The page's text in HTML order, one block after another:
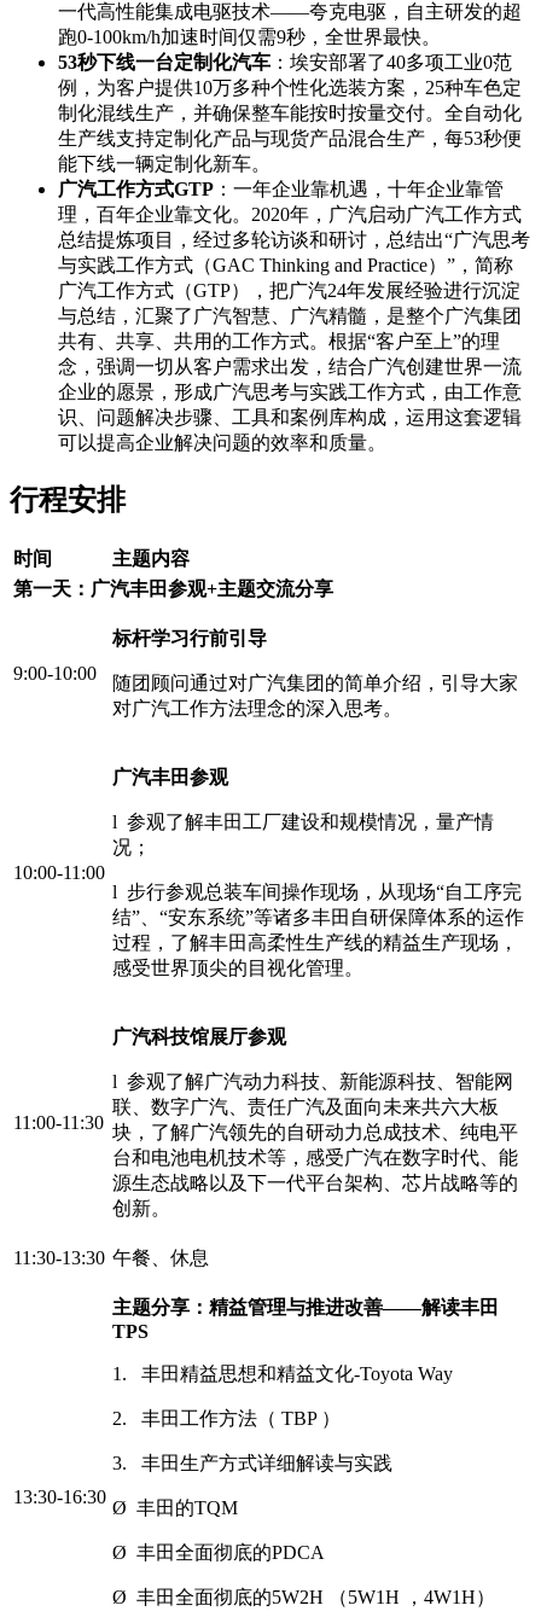
一代高性能集成电驱技术——夸克电驱，自主研发的超
跑0-100km/h加速时间仅需9秒，全世界最快。
53秒下线一台定制化汽车 ：埃安部署了40多项工业0范
例，为客户提供10万多种个性化选装方案，25种车色定
制化混线生产，并确保整车能按时按量交付。全自动化
生产线支持定制化产品与现货产品混合生产，每53秒便
能下线一辆定制化新车。
广汽工作方式GTP ：一年企业靠机遇，十年企业靠管
理，百年企业靠文化。2020年，广汽启动广汽工作方式
总结提炼项目，经过多轮访谈和研讨，总结出“广汽思考
与实践工作方式（GAC Thinking and Practice）”，简称
广汽工作方式（GTP），把广汽24年发展经验进行沉淀
与总结，汇聚了广汽智慧、广汽精髓，是整个广汽集团
共有、共享、共用的工作方式。根据“客户至上”的理
念，强调一切从客户需求出发，结合广汽创建世界一流
企业的愿景，形成广汽思考与实践工作方式，由工作意
识、问题解决步骤、工具和案例库构成，运用这套逻辑
可以提高企业解决问题的效率和质量。
行程安排
时间
主题内容
第一天：广汽丰田参观+主题交流分享
9:00-10:00
标杆学习行前引导
随团顾问通过对广汽集团的简单介绍，引导大家
对广汽工作方法理念的深入思考。
10:00-11:00
广汽丰田参观
l 参观了解丰田工厂建设和规模情况，量产情
况；
l 步行参观总装车间操作现场，从现场“自工序完
结”、“安东系统”等诸多丰田自研保障体系的运作
过程，了解丰田高柔性生产线的精益生产现场，
感受世界顶尖的目视化管理。
11:00-11:30
广汽科技馆展厅参观
l 参观了解广汽动力科技、新能源科技、智能网
联、数字广汽、责任广汽及面向未来共六大板
块，了解广汽领先的自研动力总成技术、纯电平
台和电池电机技术等，感受广汽在数字时代、能
源生态战略以及下一代平台架构、芯片战略等的
创新。
11:30-13:30 午餐、休息
13:30-16:30
主题分享：精益管理与推进改善——解读丰田
TPS
1. 丰田精益思想和精益文化-Toyota Way
2. 丰田工作方法（ TBP ）
3. 丰田生产方式详细解读与实践
Ø 丰田的TQM
Ø 丰田全面彻底的PDCA
Ø 丰田全面彻底的5W2H （5W1H ，4W1H）